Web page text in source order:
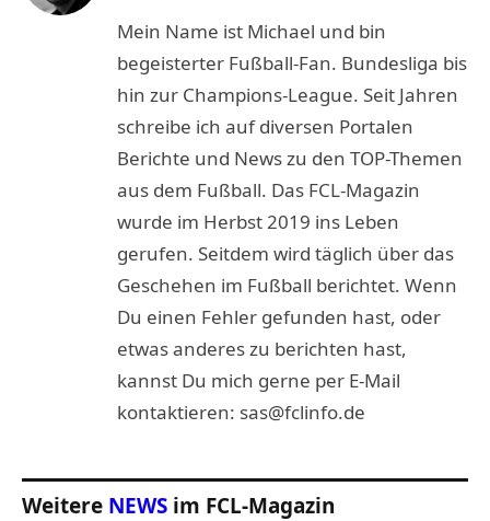
Mein Name ist Michael und bin
begeisterter Fußball-Fan. Bundesliga bis
hin zur Champions-League. Seit Jahren
schreibe ich auf diversen Portalen
Berichte und News zu den TOP-Themen
aus dem Fußball. Das FCL-Magazin
wurde im Herbst 2019 ins Leben
gerufen. Seitdem wird täglich über das
Geschehen im Fußball berichtet. Wenn
Du einen Fehler gefunden hast, oder
etwas anderes zu berichten hast,
kannst Du mich gerne per E-Mail
kontaktieren: sas@fclinfo.de
Weitere NEWS im FCL-Magazin